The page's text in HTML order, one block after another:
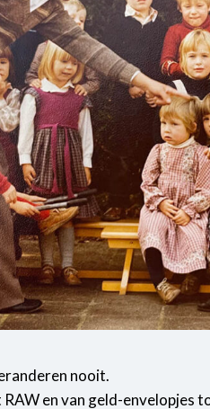
nooit.
en van geld-envelopjes